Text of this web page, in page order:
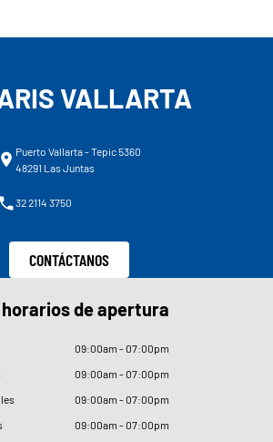
VALLARTA
Puerto Vallarta - Tepic 5360
48291 Las Juntas
32 2114 3750
CONTÁCTANOS
horarios de apertura
09:00am - 07:00pm
09:00am - 07:00pm
09:00am - 07:00pm
09:00am - 07:00pm